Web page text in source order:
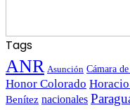
Tags
ANR Asunción Cámara
Honor Colorado
Benítez nacionales